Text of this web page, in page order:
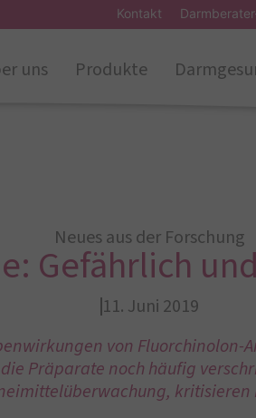
Kontakt
uns Produkte
Neues aus der Forschung
Gefährlich
11. Juni 2019
von
Präparate noch häufig
kritisieren